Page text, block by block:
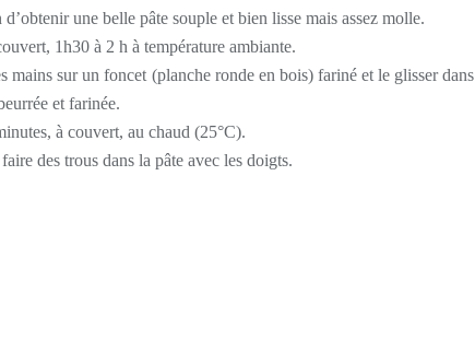
une belle pâte souple et bien lisse mais assez molle.
1h30 à 2 h à température ambiante.
mains sur un foncet (planche ronde en bois) fariné et le glisser dans
et farinée.
à couvert, au chaud (25°C).
des trous dans la pâte avec les doigts.